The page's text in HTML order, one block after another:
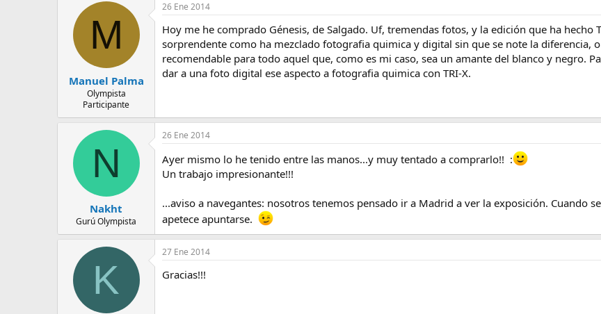
r
l
m
i
M
Manuel Palma
Olympista
Participante
26 Ene 2014
Hoy me he comprado Génesis, de Salgado. Uf, tremendas fotos, y la edición que ha hecho
sorprendente como ha mezclado fotografia quimica y digital sin que se note la diferencia,
recomendable para todo aquel que, como es mi caso, sea un amante del blanco y negro.
dar a una foto digital ese aspecto a fotografia quimica con TRI-X.
N
Nakht
Gurú Olympista
26 Ene 2014
Ayer mismo lo he tenido entre las manos...y muy tentado a comprarlo!! :
Un trabajo impresionante!!!
...aviso a navegantes: nosotros tenemos pensado ir a Madrid a ver la exposición. Cuando
apetece apuntarse.
K
27 Ene 2014
Gracias!!!